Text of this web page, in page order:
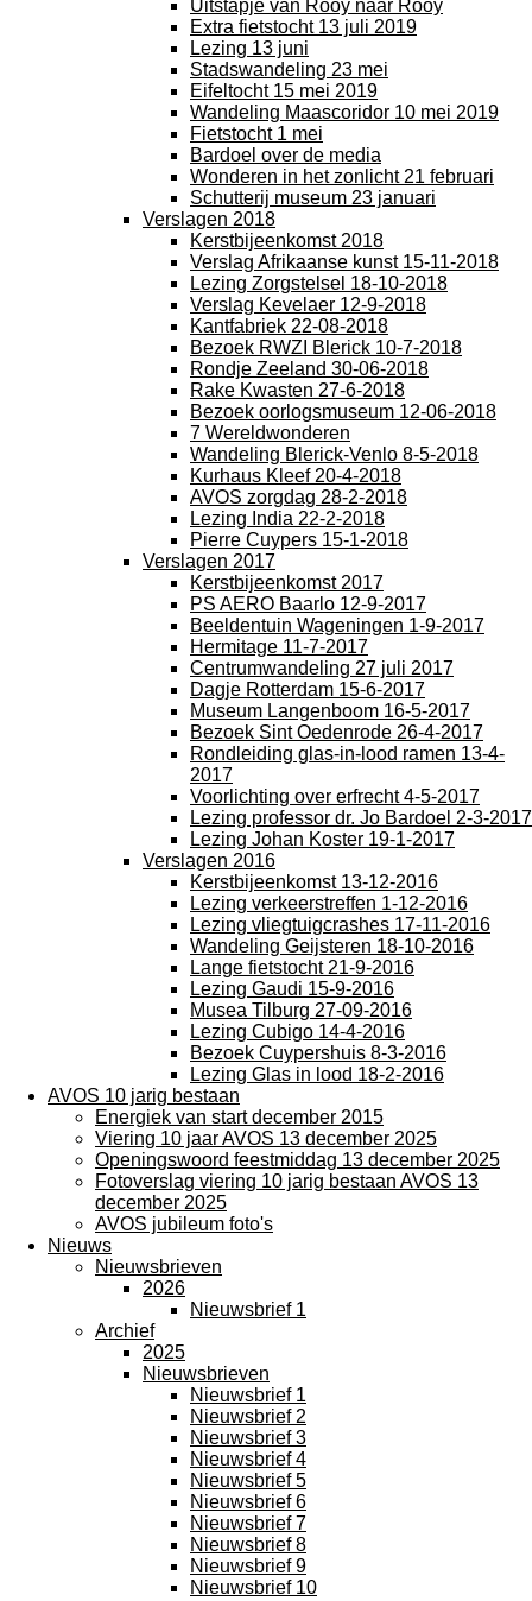
Uitstapje van Rooy naar Rooy
Extra fietstocht 13 juli 2019
Lezing 13 juni
Stadswandeling 23 mei
Eifeltocht 15 mei 2019
Wandeling Maascoridor 10 mei 2019
Fietstocht 1 mei
Bardoel over de media
Wonderen in het zonlicht 21 februari
Schutterij museum 23 januari
Verslagen 2018
Kerstbijeenkomst 2018
Verslag Afrikaanse kunst 15-11-2018
Lezing Zorgstelsel 18-10-2018
Verslag Kevelaer 12-9-2018
Kantfabriek 22-08-2018
Bezoek RWZI Blerick 10-7-2018
Rondje Zeeland 30-06-2018
Rake Kwasten 27-6-2018
Bezoek oorlogsmuseum 12-06-2018
7 Wereldwonderen
Wandeling Blerick-Venlo 8-5-2018
Kurhaus Kleef 20-4-2018
AVOS zorgdag 28-2-2018
Lezing India 22-2-2018
Pierre Cuypers 15-1-2018
Verslagen 2017
Kerstbijeenkomst 2017
PS AERO Baarlo 12-9-2017
Beeldentuin Wageningen 1-9-2017
Hermitage 11-7-2017
Centrumwandeling 27 juli 2017
Dagje Rotterdam 15-6-2017
Museum Langenboom 16-5-2017
Bezoek Sint Oedenrode 26-4-2017
Rondleiding glas-in-lood ramen 13-4-
2017
Voorlichting over erfrecht 4-5-2017
Lezing professor dr. Jo Bardoel 2-3-2017
Lezing Johan Koster 19-1-2017
Verslagen 2016
Kerstbijeenkomst 13-12-2016
Lezing verkeerstreffen 1-12-2016
Lezing vliegtuigcrashes 17-11-2016
Wandeling Geijsteren 18-10-2016
Lange fietstocht 21-9-2016
Lezing Gaudi 15-9-2016
Musea Tilburg 27-09-2016
Lezing Cubigo 14-4-2016
Bezoek Cuypershuis 8-3-2016
Lezing Glas in lood 18-2-2016
AVOS 10 jarig bestaan
Energiek van start december 2015
Viering 10 jaar AVOS 13 december 2025
Openingswoord feestmiddag 13 december 2025
Fotoverslag viering 10 jarig bestaan AVOS 13
december 2025
AVOS jubileum foto's
Nieuws
Nieuwsbrieven
2026
Nieuwsbrief 1
Archief
2025
Nieuwsbrieven
Nieuwsbrief 1
Nieuwsbrief 2
Nieuwsbrief 3
Nieuwsbrief 4
Nieuwsbrief 5
Nieuwsbrief 6
Nieuwsbrief 7
Nieuwsbrief 8
Nieuwsbrief 9
Nieuwsbrief 10